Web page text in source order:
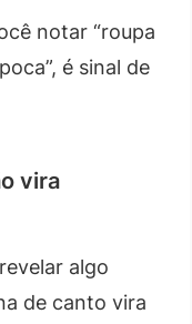
notar “roupa
é sinal de
vira
algo
de canto vira